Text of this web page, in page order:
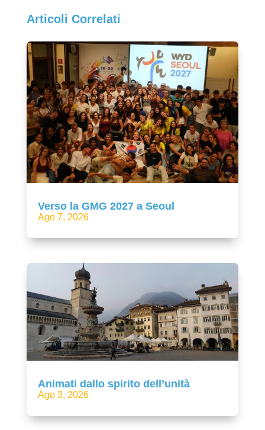
Articoli Correlati
Verso la GMG 2027 a Seoul
Ago 7, 2026
Animati dallo spirito dell’unità
Ago 3, 2026